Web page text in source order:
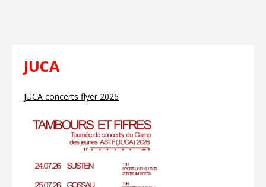
JUCA
JUCA concerts flyer 2026